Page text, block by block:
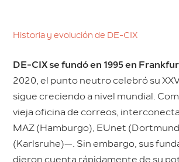
Historia y evolución de DE-CIX
DE-CIX se fundó en 1995 en
2020, el punto neutro celebró su
sigue creciendo a nivel mundial.
vieja oficina de correos,
MAZ (Hamburgo), EUnet
(Karlsruhe)—. Sin embargo, sus
dieron cuenta rápidamente de su